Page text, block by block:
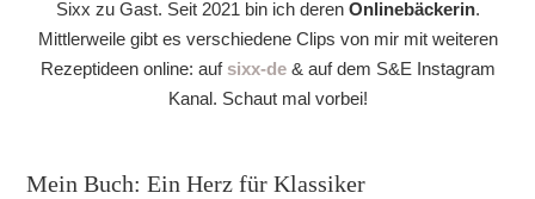
Sixx zu Gast. Seit 2021 bin ich deren Onlinebäckerin.
Mittlerweile gibt es verschiedene Clips von mir mit weiteren
Rezeptideen online: auf sixx-de& auf dem S&E Instagram
Kanal. Schaut mal vorbei!
Mein Buch: Ein Herz für Klassiker